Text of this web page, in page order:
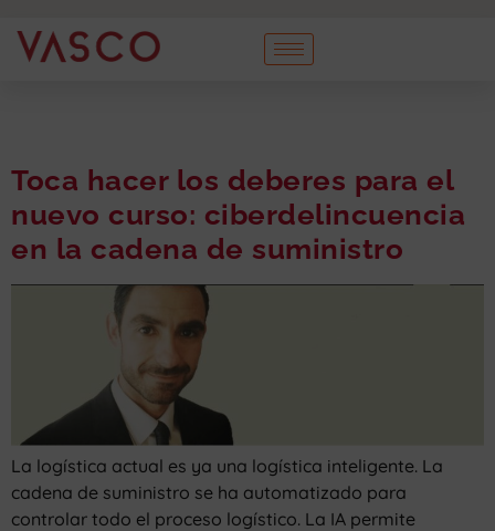
Toca hacer los deberes para el
nuevo curso: ciberdelincuencia
en la cadena de suministro
La logística actual es ya una logística inteligente. La
cadena de suministro se ha automatizado para
controlar todo el proceso logístico. La IA permite